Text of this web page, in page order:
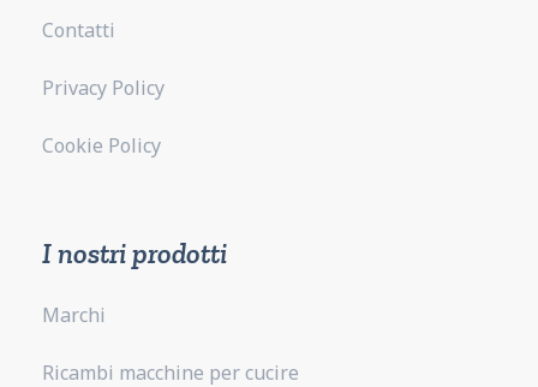
Contatti
Privacy Policy
Cookie Policy
I nostri prodotti
Marchi
Ricambi macchine per cucire